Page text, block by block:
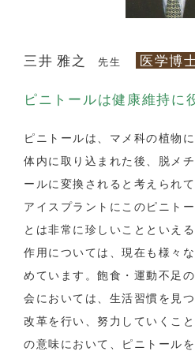
三井 雅之 先生 医学博
ピニトールは健康維持に
ピニトールは、マメ科の植物
体内に取り込まれた後、脱メ
ールに変換されると考えられ
アイスプラントにこのピニト
とは非常に珍しいことといえ
作用については、現在も様々
めています。飽食・運動不足
会においては、生活習慣を見
改革を行い、努力していくこ
の意味において、ピニトール